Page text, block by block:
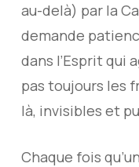
au-delà) par la
demande
dans l’Esprit qui
pas toujours les
là, invisibles et
Chaque fois